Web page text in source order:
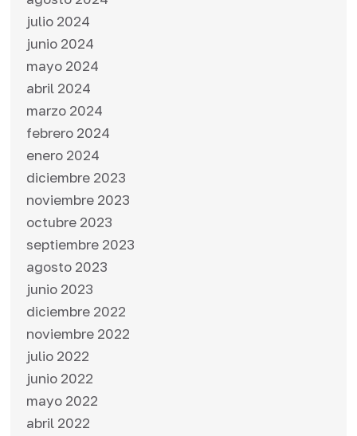
julio 2024
junio 2024
mayo 2024
abril 2024
marzo 2024
febrero 2024
enero 2024
diciembre 2023
noviembre 2023
octubre 2023
septiembre 2023
agosto 2023
junio 2023
diciembre 2022
noviembre 2022
julio 2022
junio 2022
mayo 2022
abril 2022